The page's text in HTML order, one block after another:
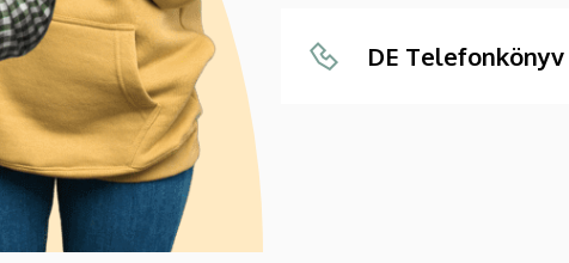
DE Telefonkönyv